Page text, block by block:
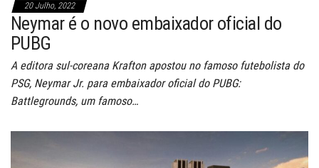
20 Julho, 2022
Neymar é o novo embaixador oficial do
PUBG
A editora sul-coreana Krafton apostou no famoso futebolista do
PSG, Neymar Jr. para embaixador oficial do PUBG:
Battlegrounds, um famoso…